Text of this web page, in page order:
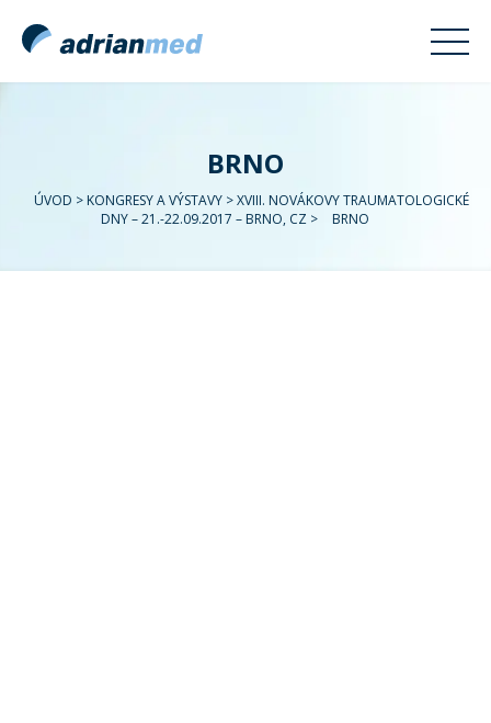
BRNO
ÚVOD > KONGRESY A VÝSTAVY>XVIII. NOVÁKOVY TRAUMATOLOGICKÉ
DNY – 21.-22.09.2017 – BRNO, CZ> BRNO